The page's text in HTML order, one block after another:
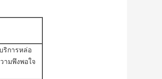
ริการหล่อ
ามพึงพอใจ